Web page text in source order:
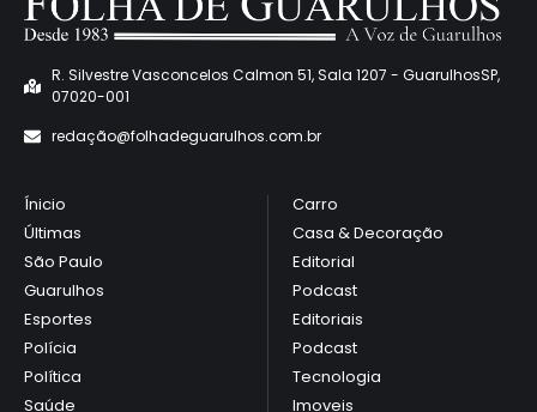
R. Silvestre Vasconcelos Calmon 51, Sala 1207 - GuarulhosSP,
07020-001
redação@folhadeguarulhos.com.br
Ínicio
Últimas
São Paulo
Guarulhos
Esportes
Polícia
Política
Saúde
Carro
Casa & Decoração
Editorial
Podcast
Editoriais
Podcast
Tecnologia
Imoveis